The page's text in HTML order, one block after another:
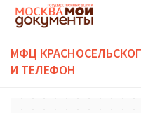
МФЦ
И ТЕЛЕФОН